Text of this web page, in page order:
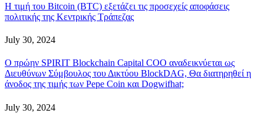
Η τιμή του Bitcoin (BTC) εξετάζει τις προσεχείς αποφάσεις
πολιτικής της Κεντρικής Τράπεζας
July 30, 2024
Ο πρώην SPIRIT Blockchain Capital COO αναδεικνύεται ως
Διευθύνων Σύμβουλος του Δικτύου BlockDAG, Θα διατηρηθεί η
άνοδος της τιμής των Pepe Coin και Dogwifhat;
July 30, 2024